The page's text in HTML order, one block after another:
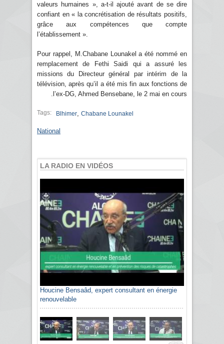
valeurs humaines », a-t-il ajouté avant de se dire
confiant en « la concrétisation de résultats positifs,
grâce aux compétences que compte
l’établissement ».
Pour rappel, M.Chabane Lounakel a été nommé en
remplacement de Fethi Saidi qui a assuré les
missions du Directeur général par intérim de la
télévision, après qu’il a été mis fin aux fonctions de
l’ex-DG, Ahmed Bensebane, le 2 mai en cours.
Tags: Blhimer Chabane Lounakel
National
LA RADIO EN VIDÉOS
Houcine Bensaâd, expert consultant en énergie
renouvelable